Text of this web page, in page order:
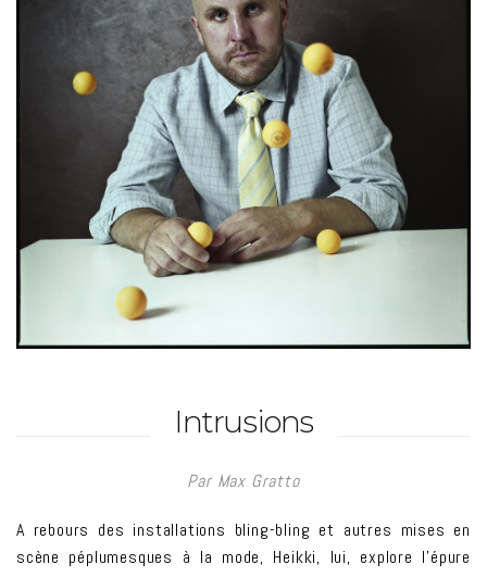
Intrusions
Par Max Gratto
A rebours des installations bling-bling et autres mises en
scène péplumesques à la mode, Heikki, lui, explore l’épure